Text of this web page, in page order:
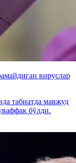
вируслар
табиатда мавжуд
бўлди.